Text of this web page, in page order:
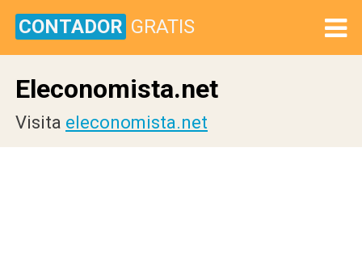
CONTADOR GRATIS
Eleconomista.net
Visita eleconomista.net